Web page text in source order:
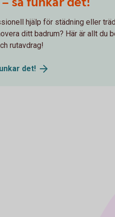
hjälp för städning eller
ditt badrum? Här är allt du
rutavdrag!
det!